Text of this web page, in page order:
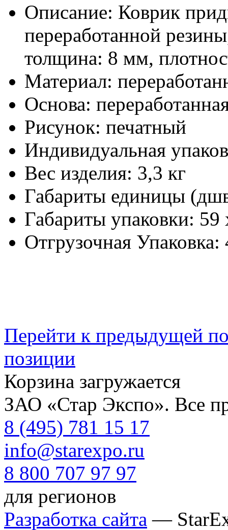
Описание: Коврик
переработанной
толщина: 8 мм,
Материал:
Основа:
Рисунок: печатный
Индивидуальная
Вес изделия: 3,3 кг
Габариты единицы
Габариты упаковки: 59
Отгрузочная Упаковка:
Перейти к предыдущей
позиции
Корзина загружается
ЗАО «Стар Экспо». Все
8 (495) 781 15 17
info@starexpo.ru
8 800 707 97 97
для регионов
Разработка сайта —